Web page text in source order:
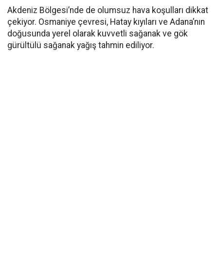
Akdeniz Bölgesi’nde de olumsuz hava koşulları dikkat
çekiyor. Osmaniye çevresi, Hatay kıyıları ve Adana’nın
doğusunda yerel olarak kuvvetli sağanak ve gök
gürültülü sağanak yağış tahmin ediliyor.